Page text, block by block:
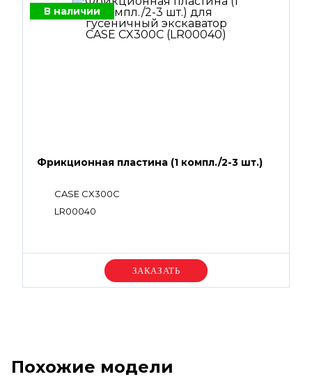
В наличии
Фрикционная пластина (1 компл./2-3 шт.)
CASE CX300C
LR00040
Уточняйте цену
Похожие модели